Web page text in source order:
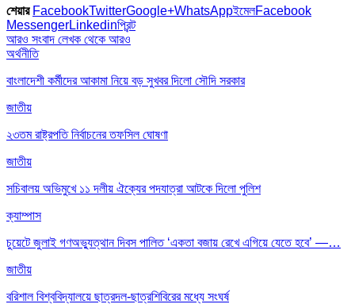
শেয়ার FacebookTwitterGoogle+WhatsAppইমেলFacebook
MessengerLinkedinপ্রিন্ট
আরও সংবাদ লেখক থেকে আরও
অর্থনীতি
বাংলাদেশী কর্মীদের আকামা নিয়ে বড় সুখবর দিলো সৌদি সরকার
জাতীয়
২৩তম রাষ্ট্রপতি নির্বাচনের তফসিল ঘোষণা
জাতীয়
সচিবালয় অভিমুখে ১১ দলীয় ঐক্যের পদযাত্রা আটকে দিলো পুলিশ
ক্যাম্পাস
চুয়েটে জুলাই গণঅভ্যুত্থান দিবস পালিত ‘একতা বজায় রেখে এগিয়ে যেতে হবে’ —…
জাতীয়
বরিশাল বিশ্ববিদ্যালয়ে ছাত্রদল-ছাত্রশিবিরের মধ্যে সংঘর্ষ